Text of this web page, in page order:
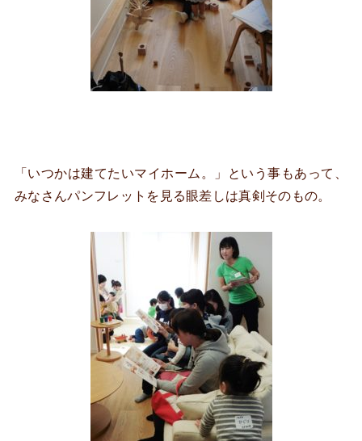
「いつかは建てたいマイホーム。」という事もあって、
みなさんパンフレットを見る眼差しは真剣そのもの。